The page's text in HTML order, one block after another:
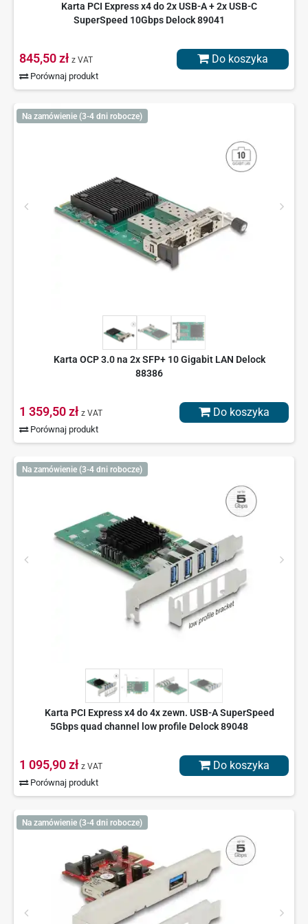
Karta PCI Express x4 do 2x USB-A + 2x USB-C
SuperSpeed 10Gbps Delock 89041
845,50 zł z VAT
Porównaj produkt
Do koszyka
Na zamówienie (3-4 dni robocze)
Karta OCP 3.0 na 2x SFP+ 10 Gigabit LAN Delock
88386
1 359,50 zł z VAT
Porównaj produkt
Do koszyka
Na zamówienie (3-4 dni robocze)
Karta PCI Express x4 do 4x zewn. USB-A SuperSpeed
5Gbps quad channel low profile Delock 89048
1 095,90 zł z VAT
Porównaj produkt
Do koszyka
Na zamówienie (3-4 dni robocze)